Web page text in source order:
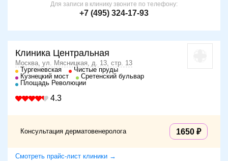
Для записи в клинику звоните по телефону:
+7 (495) 324-17-93
Клиника Центральная
Москва, ул. Мясницкая, д. 13, стр. 13
Тургеневская
Чистые пруды
Кузнецкий мост
Сретенский бульвар
Площадь Революции
4.3
Консультация дерматовенеролога 1650
Смотреть прайс-лист клиники →